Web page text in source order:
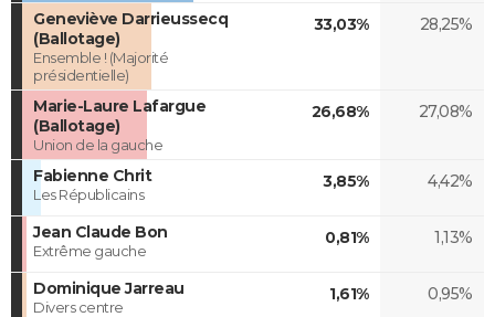
Geneviève Darrieussecq
(Ballotage)
Ensemble ! (Majorité
présidentielle)
33,03% 28,25%
Marie-Laure Lafargue
(Ballotage)
Union de la gauche
26,68% 27,08%
Fabienne Chrit
Les Républicains
3,85% 4,42%
Jean Claude Bon
Extrême gauche
0,81% 1,13%
Dominique Jarreau
Divers centre
1,61% 0,95%